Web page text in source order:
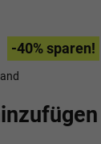
-40% sparen!